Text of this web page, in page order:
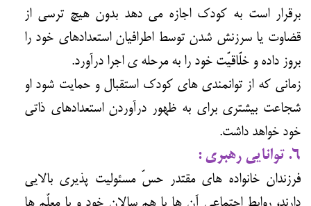
برقرار است به کودک اجازه می دهد بدون هیچ ترسی از
قضاوت یا سرزنش شدن توسط اطرافیان استعدادهای خود را
بروز داده و خلّاقیّت خود را به مرحله ی اجرا درآورد.
زمانی که از توانمندی های کودک استقبال و حمایت شود او
شجاعت بیشتری برای به ظهور درآوردن استعدادهای ذاتی
خود خواهد داشت.
۶. توانایی رهبری :
فرزندان خانواده های مقتدر حسّ مسئولیت پذیری بالایی